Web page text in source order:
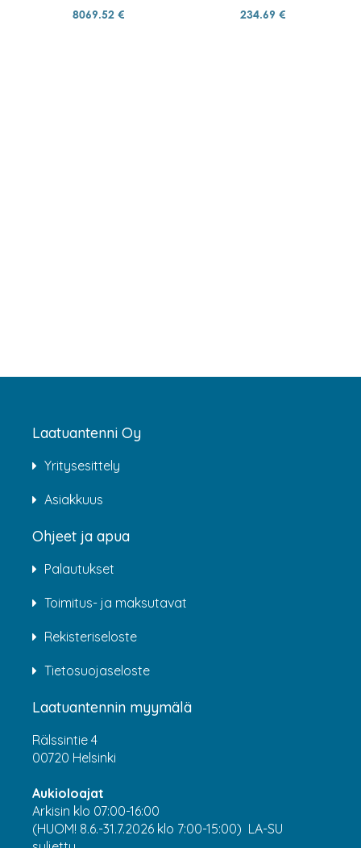
8069.52 € 234.69 €
Laatuantenni Oy
Yritysesittely
Asiakkuus
Ohjeet ja apua
Palautukset
Toimitus- ja maksutavat
Rekisteriseloste
Tietosuojaseloste
Laatuantennin myymälä
Rälssintie 4
00720 Helsinki
Aukioloajat
Arkisin klo 07:00-16:00
(HUOM! 8.6.-31.7.2026 klo 7:00-15:00) LA-SU